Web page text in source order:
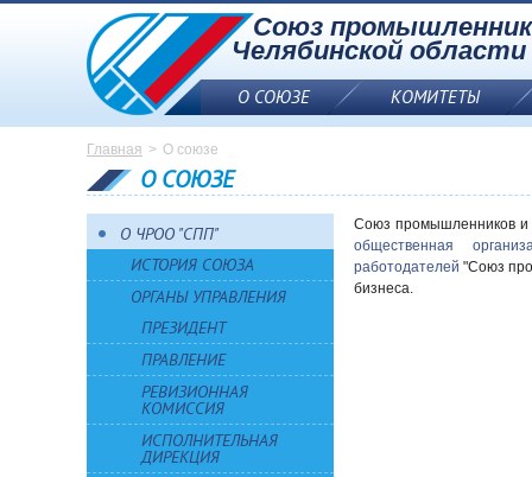
Союз промышленников
и предпринимателей
Челябинской области
Союз
Челябинской области
О СОЮЗЕ КОМИТЕТЫ
Главная О союзе
О СОЮЗЕ
О ЧРОО "СПП"
ИСТОРИЯ СОЮЗА
ОРГАНЫ УПРАВЛЕНИЯ
ПРЕЗИДЕНТ
ПРАВЛЕНИЕ
РЕВИЗИОННАЯ
КОМИССИЯ
ИСПОЛНИТЕЛЬНАЯ
ДИРЕКЦИЯ
Союз промышленников и
общественная
работодателей "Союз
бизнеса.